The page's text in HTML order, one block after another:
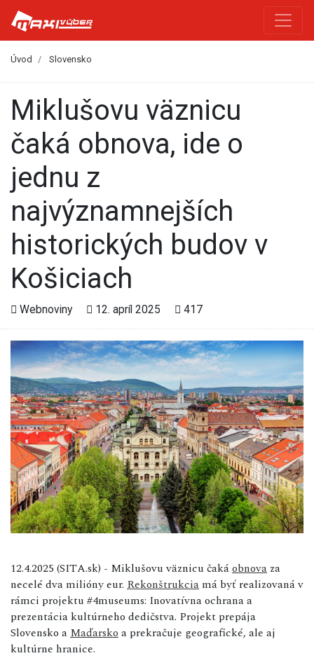
Úvod Slovensko
Miklušovu väznicu
čaká obnova, ide o
jednu z
najvýznamnejších
historických budov v
Košiciach
Webnoviny 12. apríl 2025 417
12.4.2025 (SITA.sk) - Miklušovu väznicu čakáobnova za
necelé dva milióny eur. Rekonštrukcia má byť realizovaná v
rámci projektu #4museums: Inovatívna ochrana a
prezentácia kultúrneho dedičstva. Projekt prepája
Slovensko aMaďarskoa prekračuje geografické, ale aj
kultúrne hranice.